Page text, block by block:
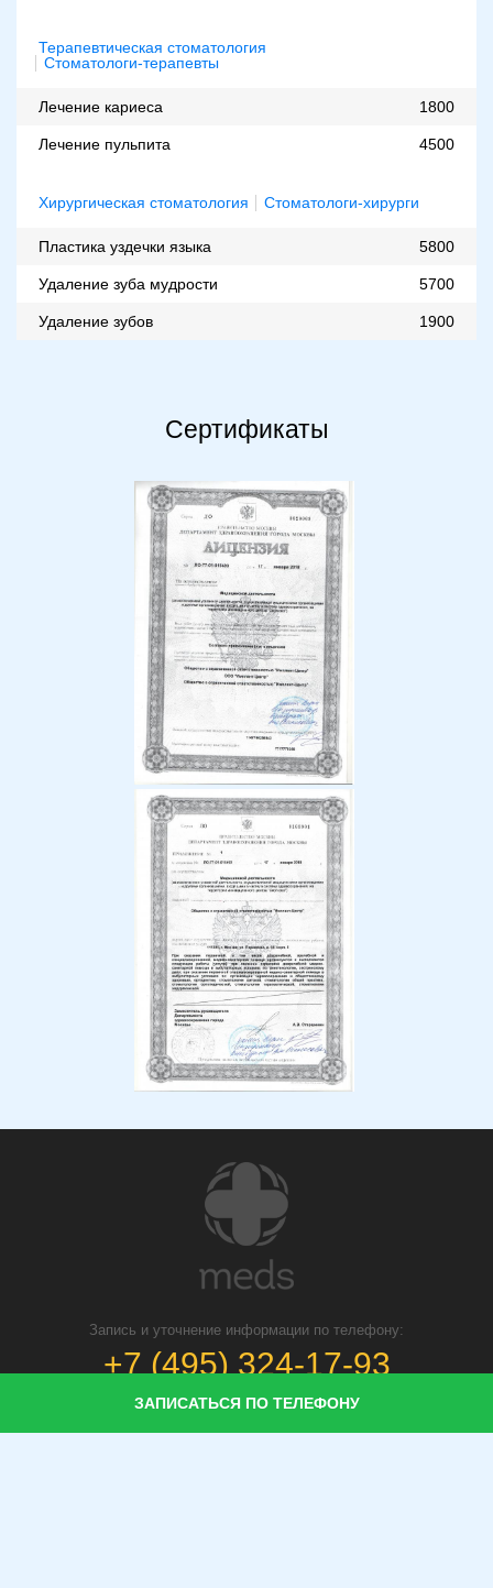
Терапевтическая стоматология
Стоматологи-терапевты
Лечение кариеса 1800
Лечение пульпита 4500
Хирургическая стоматология Стоматологи-хирурги
Пластика уздечки языка 5800
Удаление зуба мудрости 5700
Удаление зубов 1900
Сертификаты
Запись и уточнение информации по телефону:
+7 (495) 324-17-93
ЗАПИСАТЬСЯ ПО ТЕЛЕФОНУ